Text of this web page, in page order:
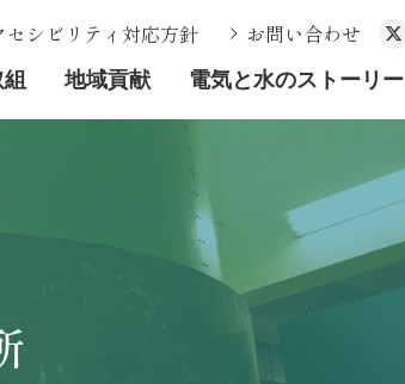
地域貢献 電気と水のストーリー
セシビリティ対応方針 お問い合わせ